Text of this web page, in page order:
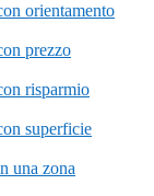
orientamento
prezzo
risparmio
superficie
una zona